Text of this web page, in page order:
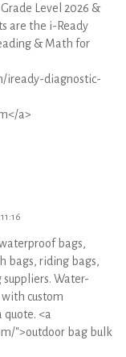
Level 2026 &
are the i-Ready
& Math for
iready-diagnostic-
a>
bags,
bags, riding bags,
Water-
custom
quote. <a
">outdoor bag bulk